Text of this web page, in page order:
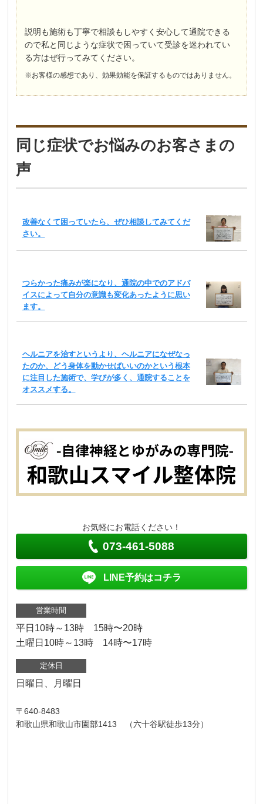
説明も施術も丁寧で相談もしやすく安心して通院できる
ので私と同じような症状で困っていて受診を迷われてい
る方はぜ行ってみてください。
※お客様の感想であり、効果効能を保証するものではありません。
同じ症状でお悩みのお客さまの
声
改善なくて困っていたら、ぜひ相談してみてくだ
さい。
つらかった痛みが楽になり、通院の中でのアドバ
イスによって自分の意識も変化あったように思い
ます。
ヘルニアを治すというより、ヘルニアになぜなっ
たのか、どう身体を動かせばいいのかという根本
に注目した施術で、学びが多く、通院することを
オススメする。
お気軽にお電話ください！
073-461-5088
LINE予約はコチラ
営業時間
平日10時～13時 15時〜20時
土曜日10時～13時 14時〜17時
定休日
日曜日、月曜日
〒640-8483
和歌山県和歌山市園部1413 （六十谷駅徒歩13分）